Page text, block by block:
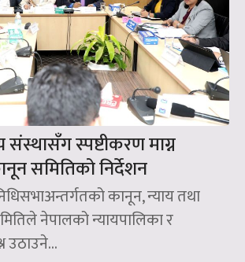
संस्थासँग स्पष्टीकरण माग्न
समितिको निर्देशन
कानून, न्याय तथा
नेपालको न्यायपालिका र
उठाउने...